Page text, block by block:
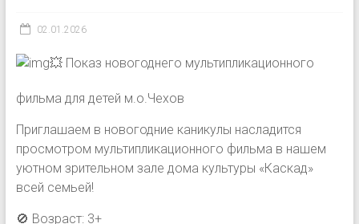
02.01.2026
💥 Показ новогоднего мультипликационного
фильма для детей м.о.Чехов
Приглашаем в новогодние каникулы насладится
просмотром мультипликационного фильма в нашем
уютном зрительном зале дома культуры «Каскад»
всей семьей!
🚫 Возраст: 3+